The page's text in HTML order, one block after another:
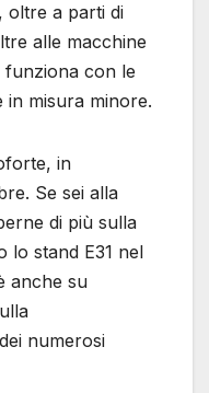
oltre a parti di
alle macchine
funziona con le
in misura minore.
in
Se sei alla
di più sulla
lo stand E31 nel
anche su
numerosi